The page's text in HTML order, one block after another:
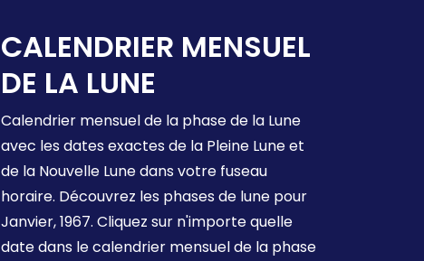
CALENDRIER MENSUEL
DE LA LUNE
Calendrier mensuel de la phase de la Lune
avec les dates exactes de la Pleine Lune et
de la Nouvelle Lune dans votre fuseau
horaire. Découvrez les phases de lune pour
Janvier, 1967. Cliquez sur n'importe quelle
date dans le calendrier mensuel de la phase